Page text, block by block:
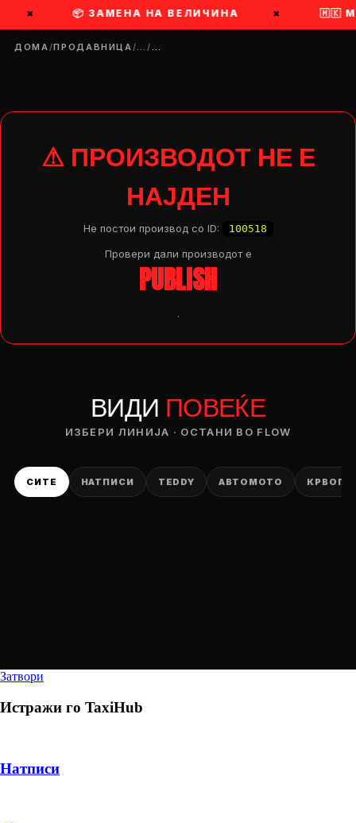
× 📦 ЗАМЕНА НА ВЕЛИЧИНА × 🇲🇰
ДОМА/ПРОДАВНИЦА/…/…
⚠ ПРОИЗВОДОТ НЕ Е
НАЈДЕН
Не постои производ со ID: 100518
Провери дали производот e
PUBLISH
.
ВИДИ ПОВЕЌЕ
ИЗБЕРИ ЛИНИЈА · ОСТАНИ ВО FLOW
СИТЕ НАТПИСИ TEDDY АВТОМОТО
Затвори
Истражи го TaxiHub
Натписи